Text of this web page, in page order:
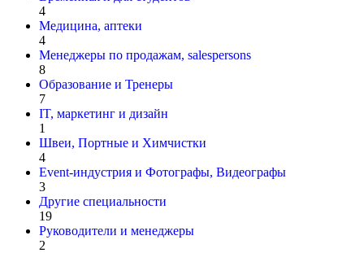
4
Медицина, аптеки
4
Менеджеры по продажам, salespersons
8
Образование и Тренеры
7
IT, маркетинг и дизайн
1
Швеи, Портные и Химчистки
4
Event-индустрия и Фотографы, Видеографы
3
Другие специальности
19
Руководители и менеджеры
2